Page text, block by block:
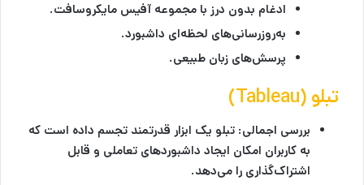
ادغام بدون درز با مجموعه آفیس مایکروسافت.
به‌روزرسانی‌های لحظه‌ای داشبورد.
پرسش‌های زبان طبیعی.
تبلو (Tableau)
بررسی اجمالی: تبلو یک ابزار قدرتمند تجسم داده است که
به کاربران امکان ایجاد داشبوردهای تعاملی و قابل
اشتراک‌گذاری را می‌دهد.